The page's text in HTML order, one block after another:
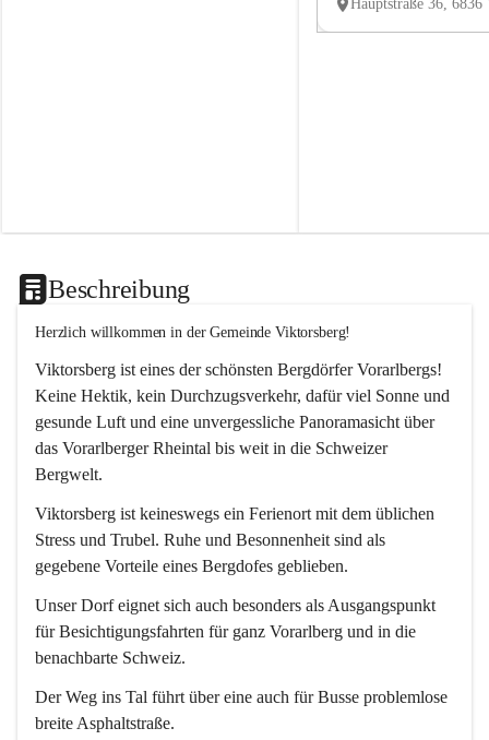
Beschreibung
Herzlich willkommen in der Gemeinde Viktorsberg!
Viktorsberg ist eines der schönsten Bergdörfer Vorarlbergs!
Keine Hektik, kein Durchzugsverkehr, dafür viel Sonne und
gesunde Luft und eine unvergessliche Panoramasicht über
das Vorarlberger Rheintal bis weit in die Schweizer
Bergwelt.
Viktorsberg ist keineswegs ein Ferienort mit dem üblichen
Stress und Trubel. Ruhe und Besonnenheit sind als
gegebene Vorteile eines Bergdofes geblieben.
Unser Dorf eignet sich auch besonders als Ausgangspunkt
für Besichtigungsfahrten für ganz Vorarlberg und in die
benachbarte Schweiz.
Der Weg ins Tal führt über eine auch für Busse problemlose
breite Asphaltstraße.